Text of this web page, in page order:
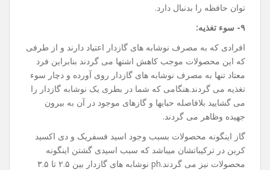
توان حافظه را بدنبال دارد.
۹- سوء تغذیه:
افرادی که به مصرف نوشابه های گازدار اعتیاد دارند و از طرفی
که این محصولات موجب کاهش اشتها می گردند بنابراین فرد
معتاد تنها به مصرف نوشابه های گازدار روی آورده و دچار سوء
تغذیه می گردند.هنگامی که شما در بطری یک نوشابه گازدار را
می گشایید بلافاصله حبابها و گازهای موجود در آن به بیرون
جهیده وظاهر می گردند.
گاز اینگونه محصولات بسبب وجود اسید فسفریک و دی اکسید
کربن در ترکیباتشان میباشد که سبب اسیدی گشتن اینگونه
محصولات نیز می گردند.ph نوشابه های گازدار بین ۲.۵ تا ۳.۵